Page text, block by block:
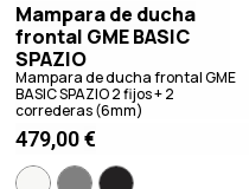
Mampara de ducha
frontal GME BASIC
SPAZIO
Mampara de ducha frontal GME
BASIC SPAZIO 2 fijos + 2
correderas (6mm)
479,00€